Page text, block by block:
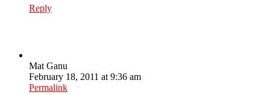
Reply
Mat Ganu
February 18, 2011 at 9:36 am
Permalink